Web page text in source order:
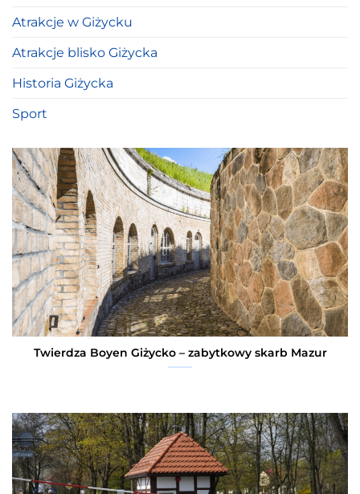
Atrakcje w Giżycku
Atrakcje blisko Giżycka
Historia Giżycka
Sport
Twierdza Boyen Giżycko – zabytkowy skarb Mazur